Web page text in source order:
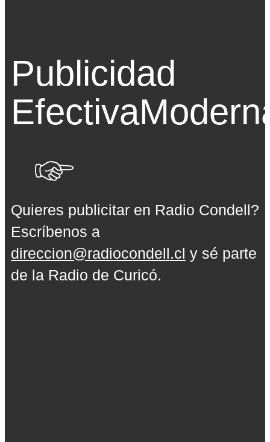
Publicidad
Efectiva
Quieres publicitar en Radio Condell?
Escríbenos a
direccion@radiocondell.cl y sé parte
de la Radio de Curicó.